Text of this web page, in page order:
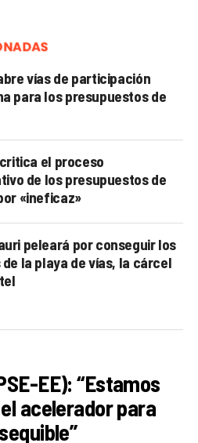
vías de participación
para los presupuestos de
el proceso
de los presupuestos de
«ineficaz»
peleará por conseguir los
la playa de vías, la cárcel
EE): “Estamos
acelerador para